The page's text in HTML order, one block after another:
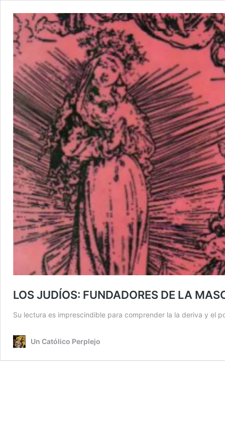
LOS JUDÍOS: FUNDADORES DE LA
Su lectura es imprescindible para comprender la la deriva y el
Un Católico Perplejo